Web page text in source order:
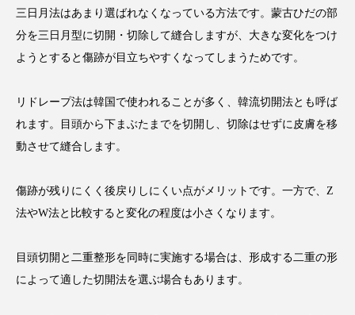
三日月法はあまり選ばれなくなっている方法です。蒙古ひだの部
分を三日月型に切開・切除して縫合しますが、大きな変化をつけ
ようとすると傷跡が目立ちやすくなってしまうためです。
リドレープ法は韓国で使われることが多く、韓流切開法とも呼ば
れます。目頭から下まぶたまでを切開し、切除はせずに皮膚を移
動させて縫合します。
傷跡が残りにくく後戻りしにくい点がメリットです。一方で、Z
法やW法と比較すると変化の程度は小さくなります。
目頭切開と二重整形を同時に実施する場合は、形成する二重の形
によって適した切開法を選ぶ場合もあります。